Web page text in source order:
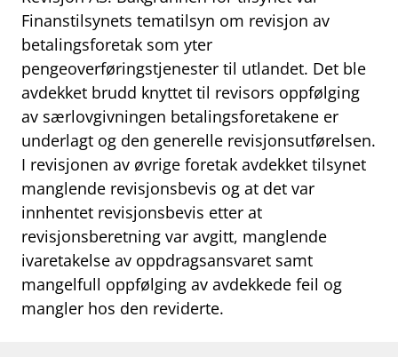
mail_outline Kontakt oss
work_outlineJobb hos oss
dashboardInformasjon for investorer
notifications_noneAbonner på nyhetsvarsel
Finanstilsynets tematilsyn om revisjon av
betalingsforetak som yter
pengeoverføringstjenester til utlandet. Det ble
avdekket brudd knyttet til revisors oppfølging
av særlovgivningen betalingsforetakene er
underlagt og den generelle revisjonsutførelsen.
I revisjonen av øvrige foretak avdekket tilsynet
manglende revisjonsbevis og at det var
innhentet revisjonsbevis etter at
revisjonsberetning var avgitt, manglende
ivaretakelse av oppdragsansvaret samt
mangelfull oppfølging av avdekkede feil og
mangler hos den reviderte.